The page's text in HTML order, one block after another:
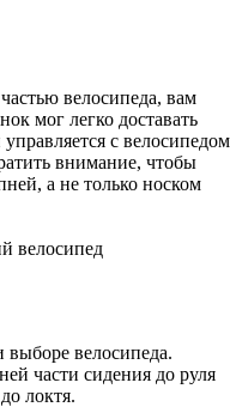
велосипеда, вам
мог легко доставать
с велосипедом
внимание, чтобы
а не только носком
велосипеда.
части сидения до руля
локтя.